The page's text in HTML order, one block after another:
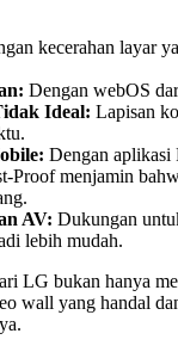
kecerahan layar
Dengan webOS
Ideal: Lapisan
Dengan aplikasi
Proof menjamin
AV: Dukungan
lebih mudah.
bukan hanya
wall yang handal